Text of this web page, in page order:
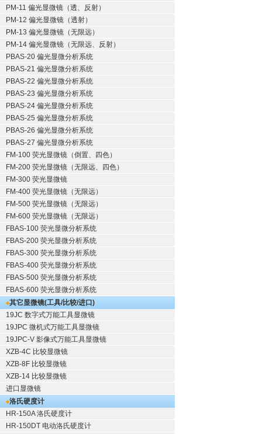
PM-11 偏光显微镜（透、反射）
PM-12 偏光显微镜（透射）
PM-13 偏光显微镜（无限远）
PM-14 偏光显微镜（无限远、反射）
PBAS-20 偏光显微分析系统
PBAS-21 偏光显微分析系统
PBAS-22 偏光显微分析系统
PBAS-23 偏光显微分析系统
PBAS-24 偏光显微分析系统
PBAS-25 偏光显微分析系统
PBAS-26 偏光显微分析系统
PBAS-27 偏光显微分析系统
FM-100 荧光显微镜（倒置、四色）
FM-200 荧光显微镜（无限远、四色）
FM-300 荧光显微镜
FM-400 荧光显微镜（无限远）
FM-500 荧光显微镜（无限远）
FM-600 荧光显微镜（无限远）
FBAS-100 荧光显微分析系统
FBAS-200 荧光显微分析系统
FBAS-300 荧光显微分析系统
FBAS-400 荧光显微分析系统
FBAS-500 荧光显微分析系统
FBAS-600 荧光显微分析系统
其它显微镜(工具/比较/进口)
19JC 数字式万能工具显微镜
19JPC 微机式万能工具显微镜
19JPC-V 影像式万能工具显微镜
XZB-4C 比较显微镜
XZB-8F 比较显微镜
XZB-14 比较显微镜
进口显微镜
洛氏硬度计
HR-150A 洛氏硬度计
HR-150DT 电动洛氏硬度计